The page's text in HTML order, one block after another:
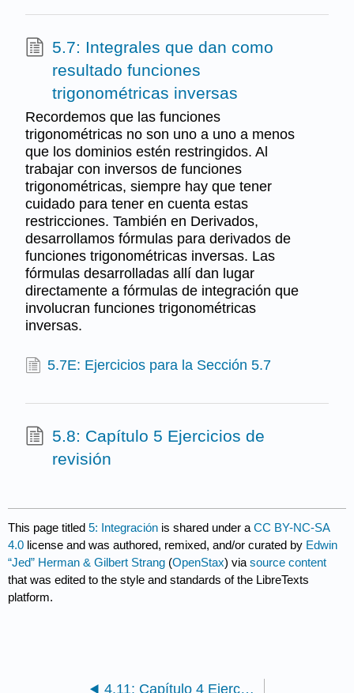
5.7: Integrales que dan como
resultado funciones
trigonométricas inversas
Recordemos que las funciones
trigonométricas no son uno a uno a menos
que los dominios estén restringidos. Al
trabajar con inversos de funciones
trigonométricas, siempre hay que tener
cuidado para tener en cuenta estas
restricciones. También en Derivados,
desarrollamos fórmulas para derivados de
funciones trigonométricas inversas. Las
fórmulas desarrolladas allí dan lugar
directamente a fórmulas de integración que
involucran funciones trigonométricas
inversas.
5.7E: Ejercicios para la Sección 5.7
5.8: Capítulo 5 Ejercicios de
revisión
This page titled5: Integración is shared under aCC BY-NC-SA
4.0 license and was authored, remixed, and/or curated by Edwin
“Jed” Herman & Gilbert Strang (OpenStax) viasource content
that was edited to the style and standards of the LibreTexts
platform.
4.11: Capítulo 4 Ejercicios de revisión